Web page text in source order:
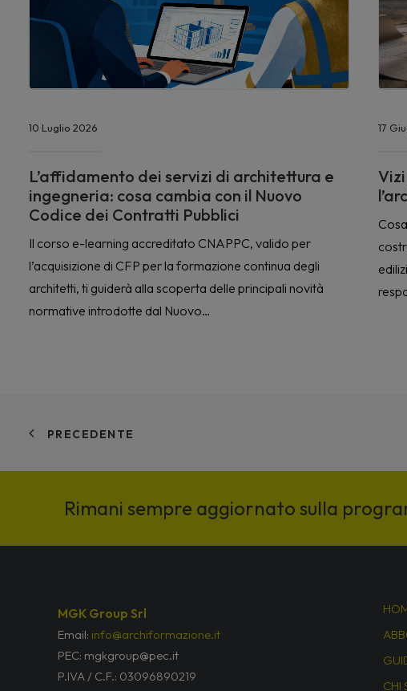
10 Luglio 2026
L’affidamento dei servizi di architettura e
ingegneria: cosa cambia con il Nuovo
Codice dei Contratti Pubblici
Il corso e-learning accreditato CNAPPC, valido per
l’acquisizione di CFP per la formazione continua degli
architetti, ti guiderà alla scoperta delle principali novità
normative introdotte dal Nuovo…
17
PRECEDENTE
Rimani sempre aggiornato sulla
MGK Group Srl
Email: info@archiformazione.it
PEC: mgkgroup@pec.it
P.IVA / C.F.: 03096890219
CHI